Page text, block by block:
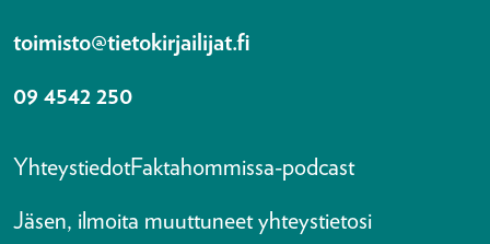
toimisto@tietokirjailijat.fi
09 4542 250
YhteystiedotFaktahommissa-podcast
Jäsen, ilmoita muuttuneet yhteystietosi